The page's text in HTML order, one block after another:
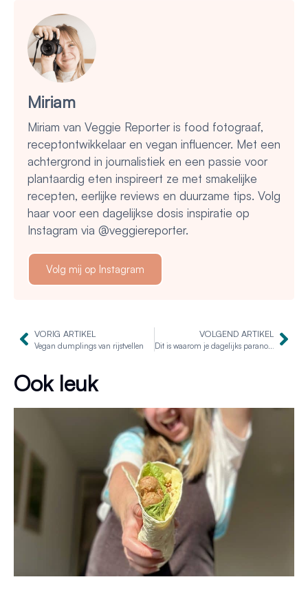
Miriam
Miriam van Veggie Reporter is food fotograaf,
receptontwikkelaar en vegan influencer. Met een
achtergrond in journalistiek en een passie voor
plantaardig eten inspireert ze met smakelijke
recepten, eerlijke reviews en duurzame tips. Volg
haar voor een dagelijkse dosis inspiratie op
Instagram via @veggiereporter.
Volg mij op Instagram
VORIG ARTIKEL
Vegan dumplings van rijstvellen
VOLGEND ARTIKEL
Dit is waarom je dagelijks paranoten moet eten
Ook leuk